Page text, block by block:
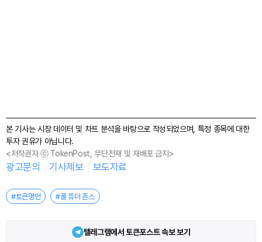
본 기사는 시장 데이터 및 차트 분석을 바탕으로 작성되었으며, 특정 종목에 대한
투자 권유가 아닙니다.
<저작권자 ⓒ TokenPost, 무단전재 및 재배포 금지>
광고문의 기사제보 보도자료
#토큰명언 #폴 튜더 존스
텔레그램에서 토큰포스트 속보 보기